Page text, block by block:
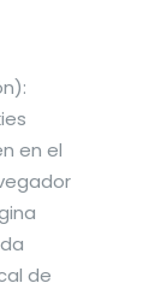
en el
de